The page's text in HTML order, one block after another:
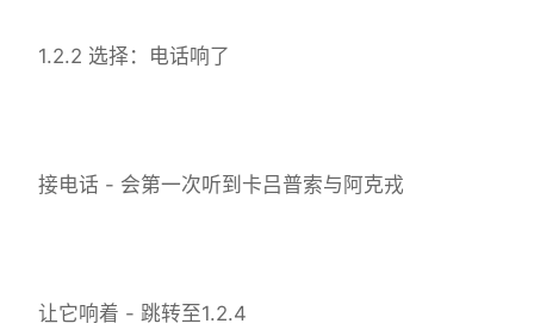
1.2.2 选择：电话响了
接电话 - 会第一次听到卡吕普索与阿克戎
让它响着 - 跳转至1.2.4